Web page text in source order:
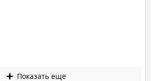
Показать еще